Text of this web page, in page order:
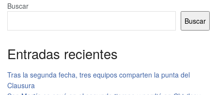
Buscar
Buscar
Entradas recientes
Tras la segunda fecha, tres equipos comparten la punta del
Clausura